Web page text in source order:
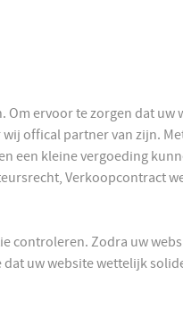
ervoor te zorgen dat uw
offical partner van zijn.
een kleine vergoeding
Verkoopcontract
controleren. Zodra uw
uw website wettelijk